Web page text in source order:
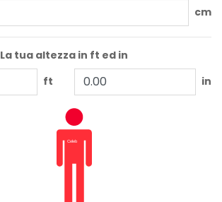
cm
La tua altezza in ft ed in
ft
in